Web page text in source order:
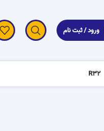
ورود / ثبت نام
R32